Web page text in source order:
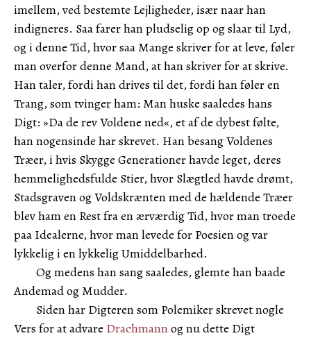
imellem, ved bestemte Lejligheder, især naar han
indigneres. Saa farer han pludselig op og slaar til Lyd,
og i denne Tid, hvor saa Mange skriver for at leve, føler
man overfor denne Mand, at han skriver for at skrive.
Han taler, fordi han drives til det, fordi han føler en
Trang, som tvinger ham: Man huske saaledes hans
Digt: »Da de rev Voldene ned«, et af de dybest følte,
han nogensinde har skrevet. Han besang Voldenes
Træer, i hvis Skygge Generationer havde leget, deres
hemmelighedsfulde Stier, hvor Slægtled havde drømt,
Stadsgraven og Voldskrænten med de hældende Træer
blev ham en Rest fra en ærværdig Tid, hvor man troede
paa Idealerne, hvor man levede for Poesien og var
lykkelig i en lykkelig Umiddelbarhed.
Og medens han sang saaledes, glemte han baade
Andemad og Mudder.
Siden har Digteren som Polemiker skrevet nogle
Vers for at advare Drachmannog nu dette Digt